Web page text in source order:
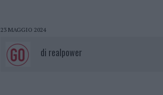
23 MAGGIO 2024
di realpower